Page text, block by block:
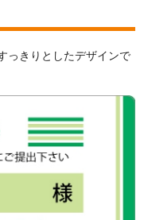
っきりとしたデザインで